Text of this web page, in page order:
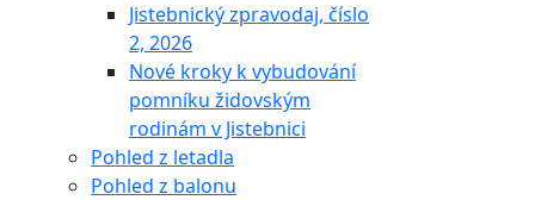
Jistebnický zpravodaj, číslo
2, 2026
Nové kroky k vybudování
pomníku židovským
rodinám v Jistebnici
Pohled z letadla
Pohled z balonu